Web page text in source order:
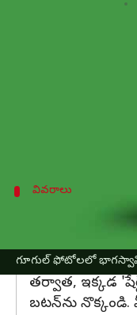
గూగుల్ ఫోటోలలో
గూగుల్
ఈ ఫీచర్
ఫోటోలను
వివరాలు
Google
Google
చిత్రాన్ని నొక్కండి,
తర్వాత, ఇక్కడ
బటన్‌ను నొక్కండి.